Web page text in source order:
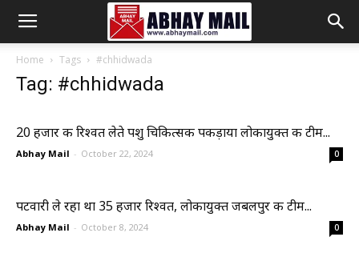
Abhay
Mail
Home Tags #chhidwada
Tag: #chhidwada
20 हजार की रिश्वत लेते पशु चिकित्सक पकड़ाया लोकायुक्त की टीम...
Abhay Mail - October 22, 2024 0
पटवारी ले रहा था 35 हजार रिश्वत, लोकायुक्त जबलपुर की टीम...
Abhay Mail - October 8, 2024 0